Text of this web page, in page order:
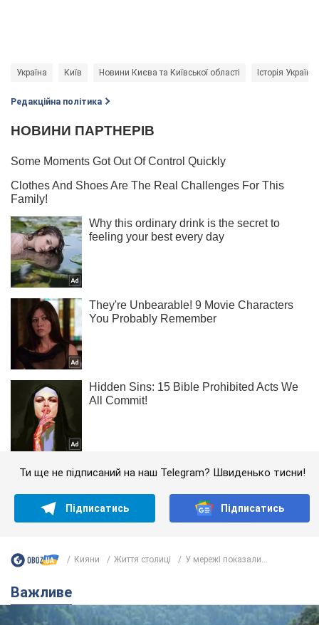
Україна Київ Новини Києва та Київської області Історія України
Редакційна політика
Ти ще не підписаний на наш Telegram? Швиденько тисни!
Підписатись Підписатись
Кияни Життя столиці У мережі показали...
Важливе